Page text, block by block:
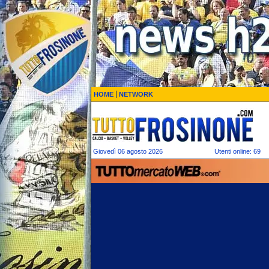
HOME NETWORK
Giovedì 06 agosto 2026 Utenti online: 69